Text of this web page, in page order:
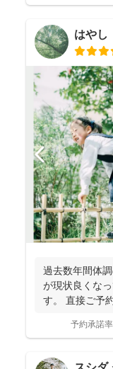
はやし
過去数年間体
が現状良くな
す。 直接ご予
予約承諾率